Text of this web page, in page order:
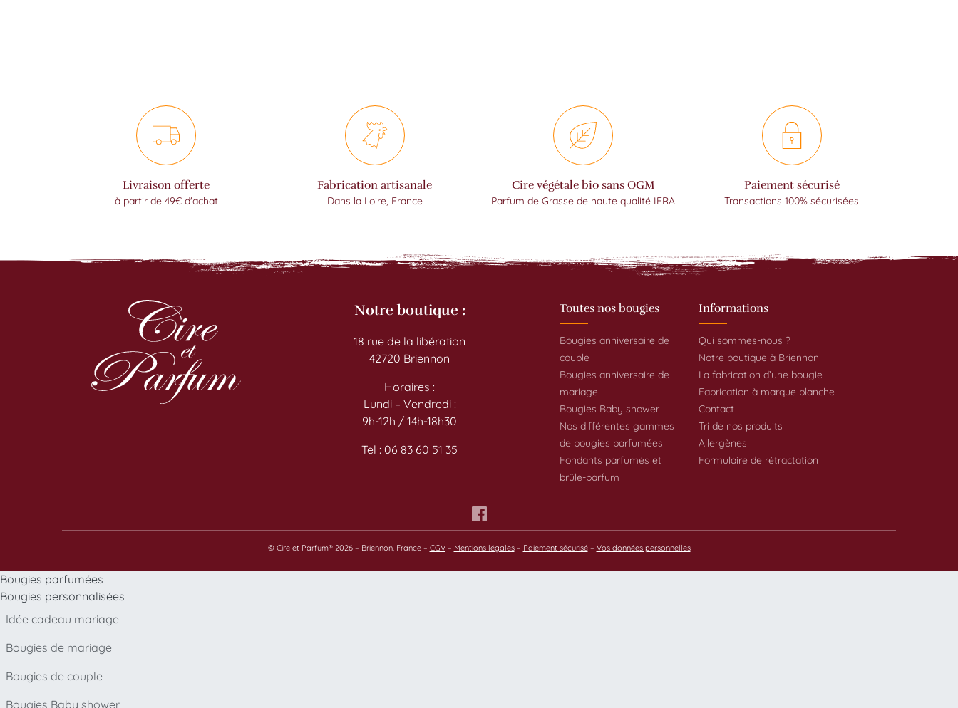
Livraison offerte
à partir de 49€ d'achat
Fabrication artisanale
Dans la Loire, France
Cire végétale bio sans OGM
Parfum de Grasse de haute qualité IFRA
Paiement sécurisé
Transactions 100% sécurisées
Notre boutique :
18 rue de la libération
42720 Briennon
Horaires :
Lundi – Vendredi :
9h-12h / 14h-18h30
Tel : 06 83 60 51 35
Toutes nos bougies
Bougies anniversaire de
couple
Bougies anniversaire de
mariage
Bougies Baby shower
Nos différentes gammes
de bougies parfumées
Fondants parfumés et
brûle-parfum
Informations
Qui sommes-nous ?
Notre boutique à Briennon
La fabrication d’une bougie
Fabrication à marque blanche
Contact
Tri de nos produits
Allergènes
Formulaire de rétractation
© Cire et Parfum® 2026 – Briennon, France – CGV– Mentions légales– Paiement sécurisé– Vos données personnelles
Bougies parfumées
Bougies personnalisées
Idée cadeau mariage
Bougies de mariage
Bougies de couple
Bougies Baby shower